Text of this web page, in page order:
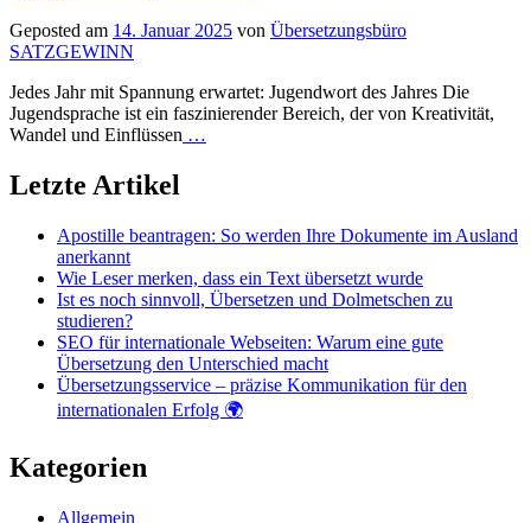
Geposted am 14. Januar 2025 von Übersetzungsbüro
SATZGEWINN
Jedes Jahr mit Spannung erwartet: Jugendwort des Jahres Die
Jugendsprache ist ein faszinierender Bereich, der von Kreativität,
Wandel und Einflüssen …
Letzte Artikel
Apostille beantragen: So werden Ihre Dokumente im Ausland
anerkannt
Wie Leser merken, dass ein Text übersetzt wurde
Ist es noch sinnvoll, Übersetzen und Dolmetschen zu
studieren?
SEO für internationale Webseiten: Warum eine gute
Übersetzung den Unterschied macht
Übersetzungsservice – präzise Kommunikation für den
internationalen Erfolg 🌍
Kategorien
Allgemein